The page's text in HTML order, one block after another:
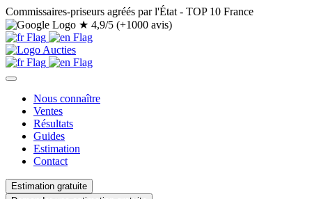
Commissaires-priseurs agréés par l'État - TOP 10 France
★ 4,9/5 (+1000 avis)
Nous connaître
Ventes
Résultats
Guides
Estimation
Contact
Estimation gratuite